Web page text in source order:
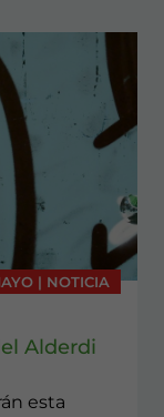
| NOTICIA
Alderdi
esta